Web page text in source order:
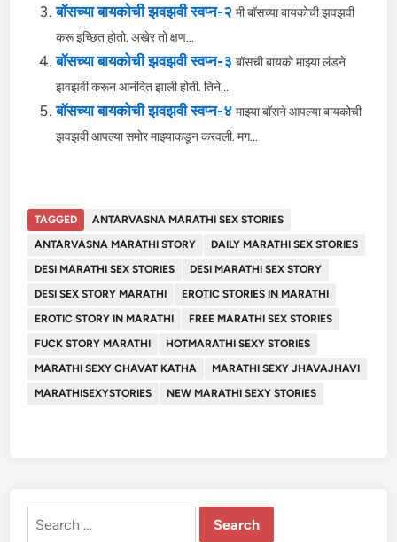
बॉसच्या बायकोची झवझवी स्वप्न-२ मी बॉसच्या बायकोची झवझवी
करू इच्छित होतो. अखेर तो क्षण...
बॉसच्या बायकोची झवझवी स्वप्न-३ बॉसची बायको माझ्या लंडने
झवझवी करून आनंदित झाली होती. तिने...
बॉसच्या बायकोची झवझवी स्वप्न-४ माझ्या बॉसने आपल्या बायकोची
झवझवी आपल्या समोर माझ्याकडून करवली. मग...
TAGGED
ANTARVASNA MARATHI SEX STORIES
ANTARVASNA MARATHI STORY
DAILY MARATHI SEX STORIES
DESI MARATHI SEX STORIES
DESI MARATHI SEX STORY
DESI SEX STORY MARATHI
EROTIC STORIES IN MARATHI
EROTIC STORY IN MARATHI
FREE MARATHI SEX STORIES
FUCK STORY MARATHI
HOTMARATHI SEXY STORIES
MARATHI SEXY CHAVAT KATHA
MARATHI SEXY JHAVAJHAVI
MARATHISEXYSTORIES
NEW MARATHI SEXY STORIES
Search